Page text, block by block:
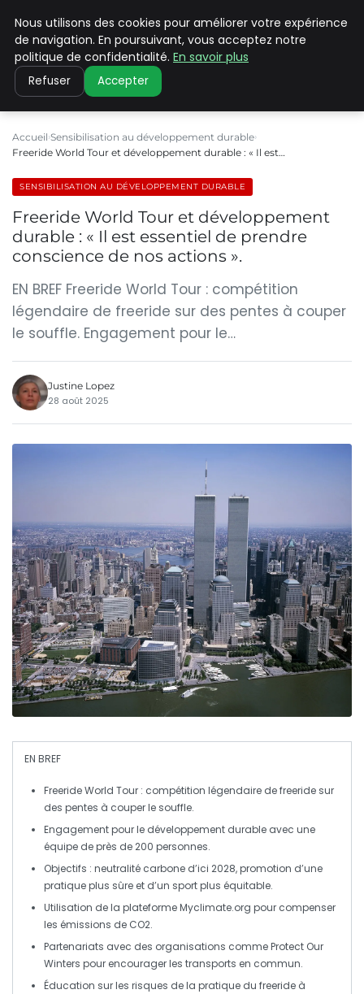
CLIMATE C ADVANCED
Accueil Sensibilisation au développement durable
Freeride World Tour et développement durable : « Il est…
SENSIBILISATION AU DÉVELOPPEMENT DURABLE
Freeride World Tour et développement
durable : « Il est essentiel de prendre
conscience de nos actions ».
EN BREF Freeride World Tour : compétition
légendaire de freeride sur des pentes à couper
le souffle. Engagement pour le…
Justine Lopez
28 août 2025
EN BREF
Freeride World Tour : compétition légendaire de freeride sur
des pentes à couper le souffle.
Engagementpour le développement durable avec une
équipe de près de 200 personnes.
Objectifs : neutralité carbone d’ici 2028, promotion d’une
pratiqueplus sûre et d’un sportplus équitable.
Utilisation de la plateformeMyclimate.org pour compenser
les émissions de CO2.
Partenariats avec des organisations commeProtect Our
Winters pour encourager les transports en commun.
Éducation sur les risques de la pratique du freeride à
Nous utilisons des cookies pour améliorer votre expérience
de navigation. En poursuivant, vous acceptez notre
politique de confidentialité. En savoir plus
Refuser Accepter